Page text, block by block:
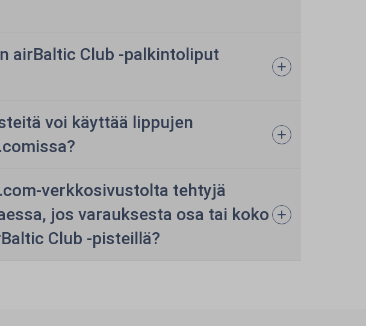
airBaltic Club -palkintoliput
voi käyttää lippujen
verkkosivustolta tehtyjä
jos varauksesta osa tai koko
Club -pisteillä?